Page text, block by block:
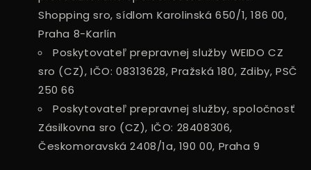
Shopping sro, sídlom Karolinská 650/1, 186 00,
Praha 8-Karlín
Poskytovateľ prepravnej služby WEIDO CZ
sro (CZ), IČO: 08313628, Pražská 180, Zdiby, PSČ
250 66
Poskytovateľ prepravnej služby, spoločnosť
Zásilkovna sro (CZ), IČO: 28408306,
Českomoravská 2408/1a, 190 00, Praha 9